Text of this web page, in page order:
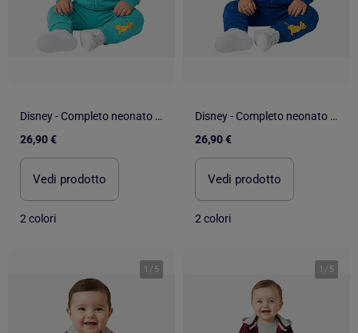
Disney - Completo neonato bambino Il Re Leone
26,90 €
Vedi prodotto
2 colori
Disney - Completo neonato bambino Il Re Leone
26,90 €
Vedi prodotto
2 colori
1 / 5 1 / 5